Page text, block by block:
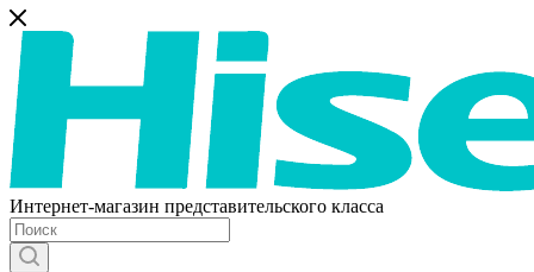
Интернет-магазин представительского класса